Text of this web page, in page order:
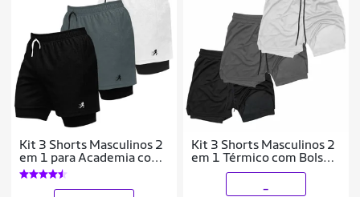
Kit 3 Shorts Masculinos 2
em 1 para Academia com
Estampa Esportiva
Corrida
Kit 3 Shorts Masculinos 2
em 1 Térmico com Bolso
Secagem Rápida